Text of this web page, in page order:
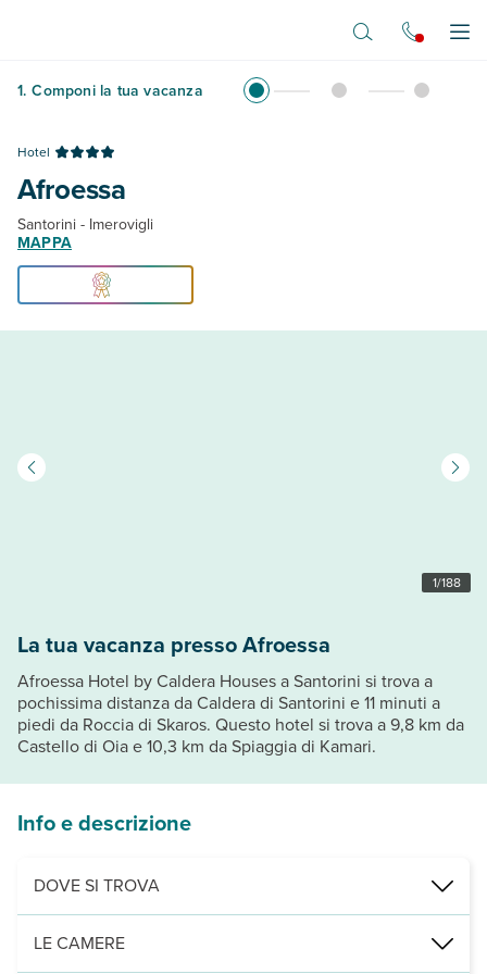
1. Componi la tua vacanza
Hotel
Afroessa
Santorini - Imerovigli
MAPPA
1/188
La tua vacanza presso Afroessa
Afroessa Hotel by Caldera Houses a Santorini si trova a
pochissima distanza da Caldera di Santorini e 11 minuti a
piedi da Roccia di Skaros. Questo hotel si trova a 9,8 km da
Castello di Oia e 10,3 km da Spiaggia di Kamari.
Info e descrizione
DOVE SI TROVA
Nelle vicinanze di: Passeggiata da Fira a Oia
LE CAMERE